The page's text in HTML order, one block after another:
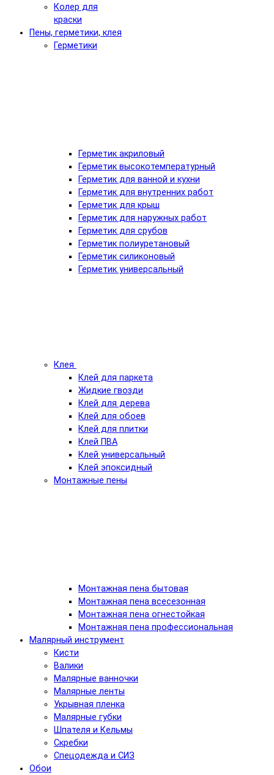
Колер для
краски
Пены, герметики, клея
Герметики
Герметик акриловый
Герметик высокотемпературный
Герметик для ванной и кухни
Герметик для внутренних работ
Герметик для крыш
Герметик для наружных работ
Герметик для срубов
Герметик полиуретановый
Герметик силиконовый
Герметик универсальный
Клея
Клей для паркета
Жидкие гвозди
Клей для дерева
Клей для обоев
Клей для плитки
Клей ПВА
Клей универсальный
Клей эпоксидный
Монтажные пены
Монтажная пена бытовая
Монтажная пена всесезонная
Монтажная пена огнестойкая
Монтажная пена профессиональная
Малярный инструмент
Кисти
Валики
Малярные ванночки
Малярные ленты
Укрывная пленка
Малярные губки
Шпателя и Кельмы
Скребки
Спецодежда и СИЗ
Обои